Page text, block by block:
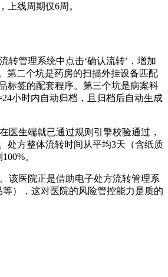
线周期仅6周。
管理系统中点击‘确认流转’，增加
第二个坑是药房的扫描外挂设备匹配
标签的配套程序。第三个坑是病案科
小时内自动归档，且归档后自动生成
生端就已通过规则引擎校验通过，
处方整体流转时间从平均3天（含纸质
。
该医院正是借助电子处方流转管理系
），这对医院的风险管控能力是质的